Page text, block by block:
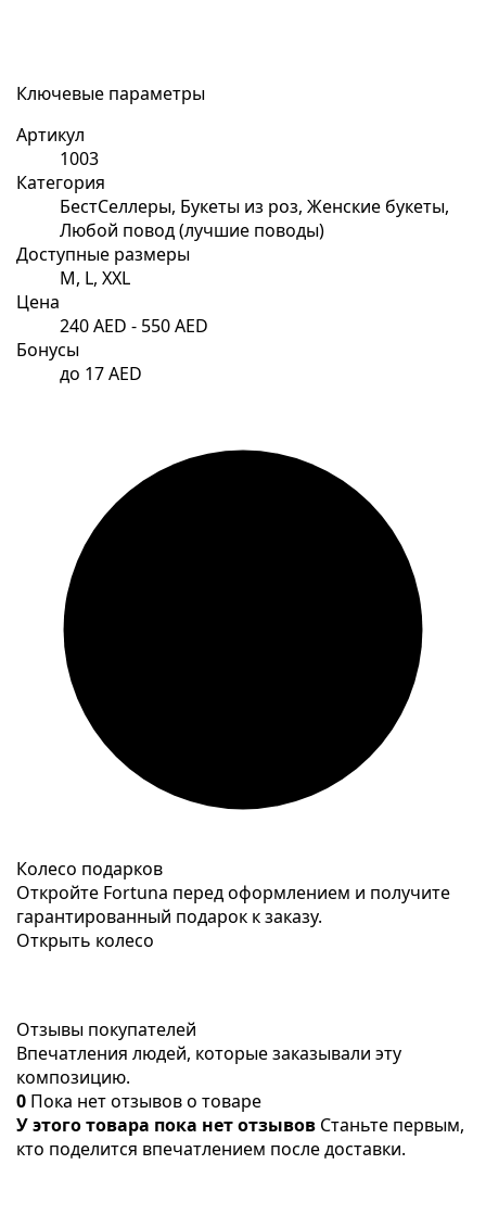
Ключевые параметры
Артикул
1003
Категория
БестСеллеры, Букеты из роз, Женские букеты,
Любой повод (лучшие поводы)
Доступные размеры
M, L, XXL
Цена
240 AED - 550 AED
Бонусы
до 17 AED
Колесо подарков
Откройте Fortuna перед оформлением и получите
гарантированный подарок к заказу.
Открыть колесо
Отзывы покупателей
Впечатления людей, которые заказывали эту
композицию.
0 Пока нет отзывов о товаре
У этого товара пока нет отзывов Станьте первым,
кто поделится впечатлением после доставки.